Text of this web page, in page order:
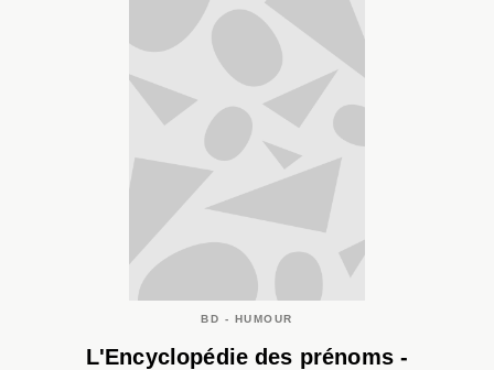
BD - HUMOUR
L'Encyclopédie des prénoms -